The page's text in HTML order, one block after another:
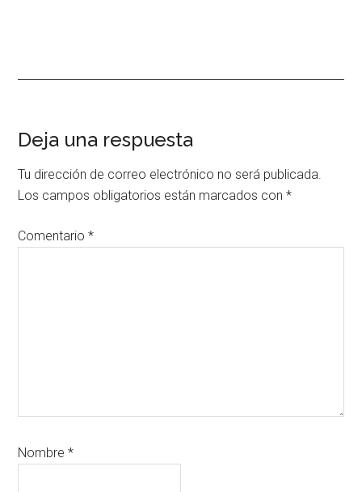
Interacciones
con
los
lectores
Deja una respuesta
Tu dirección de correo electrónico no será publicada.
Los campos obligatorios están marcados con*
Comentario*
Nombre*